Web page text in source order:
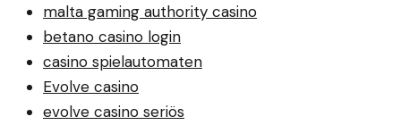
malta gaming authority casino
betano casino login
casino spielautomaten
Evolve casino
evolve casino seriös